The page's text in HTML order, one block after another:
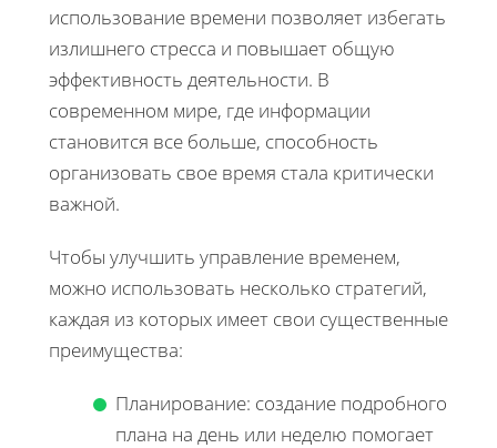
использование времени позволяет избегать
излишнего стресса и повышает общую
эффективность деятельности. В
современном мире, где информации
становится все больше, способность
организовать свое время стала критически
важной.
Чтобы улучшить управление временем,
можно использовать несколько стратегий,
каждая из которых имеет свои существенные
преимущества:
Планирование: создание подробного
плана на день или неделю помогает